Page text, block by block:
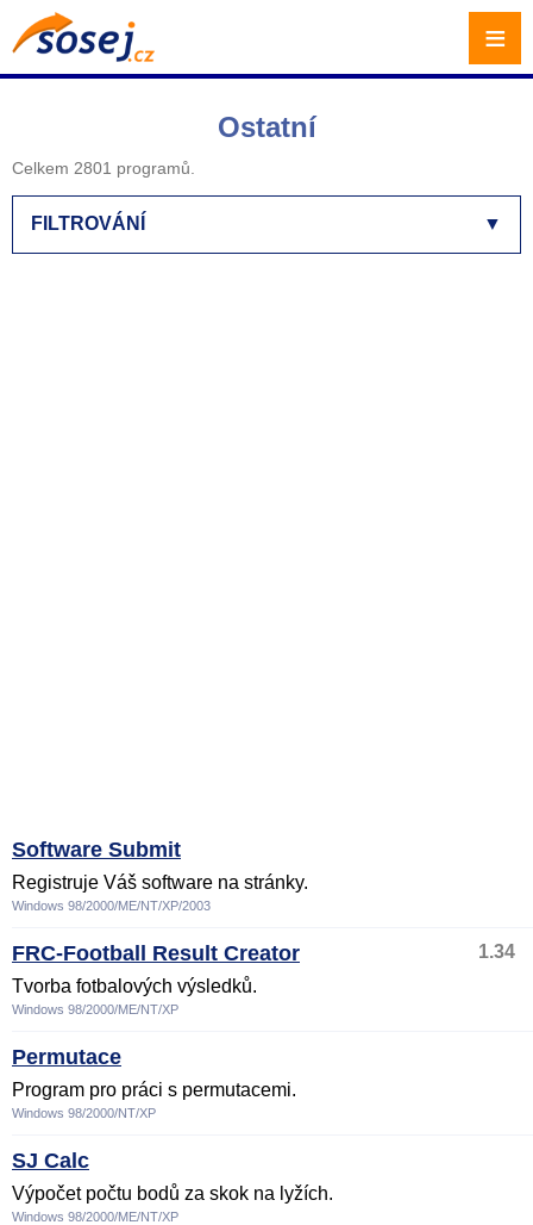
Ostatní
Celkem 2801 programů.
▼
FILTROVÁNÍ
Software Submit
Registruje Váš software na stránky.
Windows 98/2000/ME/NT/XP/2003
FRC-Football Result Creator
1.34
Tvorba fotbalových výsledků.
Windows 98/2000/ME/NT/XP
Permutace
Program pro práci s permutacemi.
Windows 98/2000/NT/XP
SJ Calc
Výpočet počtu bodů za skok na lyžích.
Windows 98/2000/ME/NT/XP
≡